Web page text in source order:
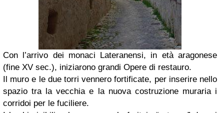
Con l’arrivo dei monaci Lateranensi, in età aragonese
(fine XV sec.), iniziarono grandi Opere di restauro.
Il muro e le due torri vennero fortificate, per inserire nello
spazio tra la vecchia e la nuova costruzione muraria i
corridoi per le fuciliere.